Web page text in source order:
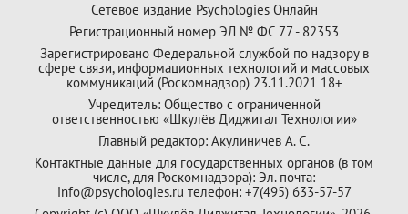
Сетевое издание Psychologies Онлайн
Регистрационный номер ЭЛ № ФС 77 - 82353
Зарегистрировано Федеральной службой по надзору в
сфере связи, информационных технологий и массовых
коммуникаций (Роскомнадзор) 23.11.2021 18+
Учредитель: Общество с ограниченной
ответственностью «Шкулёв Диджитал Технологии»
Главный редактор: Акулиничев А. С.
Контактные данные для государственных органов (в том
числе, для Роскомнадзора): Эл. почта:
info@psychologies.ru телефон: +7(495) 633-57-57